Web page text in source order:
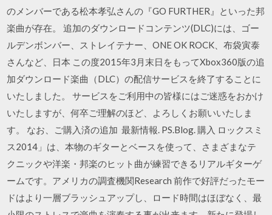
のメンバーである松本孝弘さんの『GO FURTHER』といった邦
楽曲が存在。 追加のダウンロードコンテンツ(DLC)には、ゴー
ルデンボンバー、ストレイテナー、ONE OK ROCK、布袋寅泰
さんなど、日本 この度2015年3月末日をもってXbox360版の追
加ダウンロード楽曲（DLC）の配信サービスを終了することに
いたしました。 サービスをご利用中の皆様にはご迷惑をおかけ
いたしますが、何卒ご理解のほど、よろしくお願いいたしま
す。 なお、ご購入済の追加 最新情報. PS.Blog. 購入 ロックスミ
ス2014」は、本物のギターとベースを使って、さまざまなテ
クニックや洋楽・邦楽のヒット曲が練習できるリアルギターゲ
ームです。アメリカの調査機関Research 前作で好評だったモー
ドはより一層ブラッシュアップし、ロード時間はほぼなく、最